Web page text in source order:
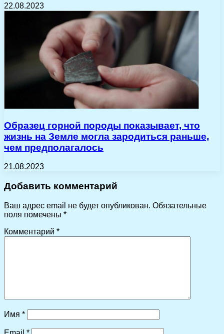
22.08.2023
Образец горной породы показывает, что
жизнь на Земле могла зародиться раньше,
чем предполагалось
21.08.2023
Добавить комментарий
Ваш адрес email не будет опубликован. Обязательные
поля помечены *
Комментарий *
Имя *